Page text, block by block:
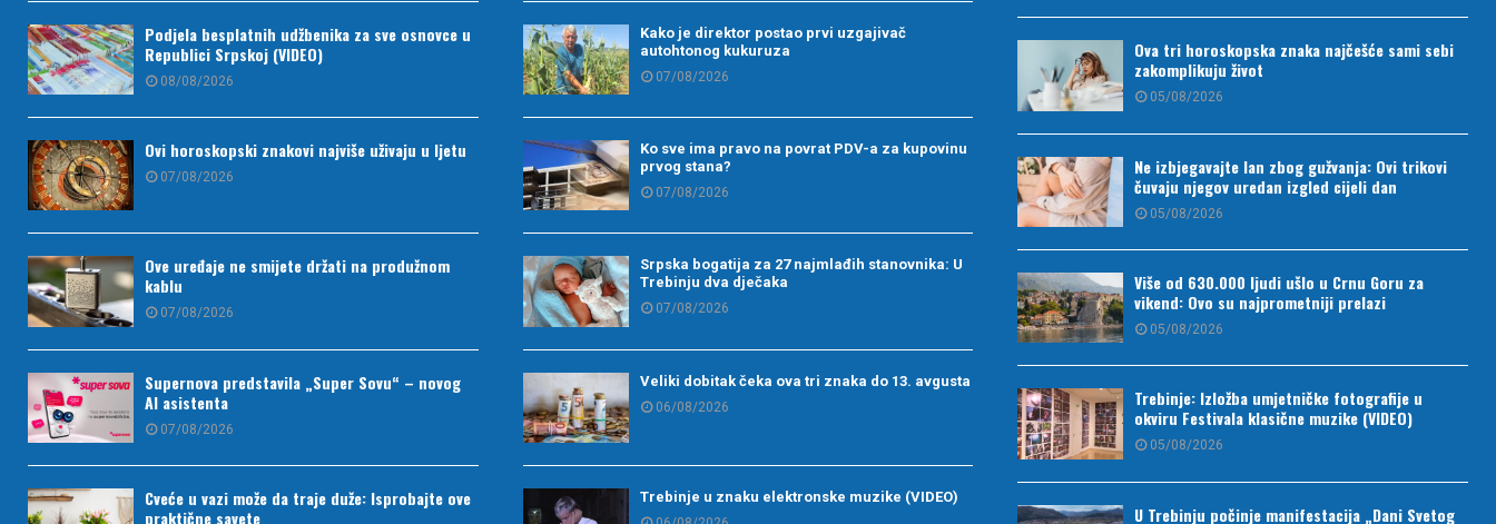
Podjela besplatnih udžbenika za sve osnovce u
Republici Srpskoj (VIDEO)
08/08/2026
Ovi horoskopski znakovi najviše uživaju u ljetu
07/08/2026
Ove uređaje ne smijete držati na produžnom
kablu
07/08/2026
Supernova predstavila „Super Sovu“ – novog
AI asistenta
07/08/2026
Cveće u vazi može da traje duže: Isprobajte ove
praktične savete
Kako je direktor postao prvi uzgajivač
autohtonog kukuruza
07/08/2026
Ko sve ima pravo na povrat PDV-a za kupovinu
prvog stana?
07/08/2026
Srpska bogatija za 27 najmlađih stanovnika: U
Trebinju dva dječaka
07/08/2026
Veliki dobitak čeka ova tri znaka do 13. avgusta
06/08/2026
Trebinje u znaku elektronske muzike (VIDEO)
Ova tri horoskopska znaka najčešće sami sebi
zakomplikuju život
05/08/2026
Ne izbjegavajte lan zbog gužvanja: Ovi trikovi
čuvaju njegov uredan izgled cijeli dan
05/08/2026
Više od 630.000 ljudi ušlo u Crnu Goru za
vikend: Ovo su najprometniji prelazi
05/08/2026
Trebinje: Izložba umjetničke fotografije u
okviru Festivala klasične muzike (VIDEO)
05/08/2026
U Trebinju počinje manifestacija „Dani Svetog